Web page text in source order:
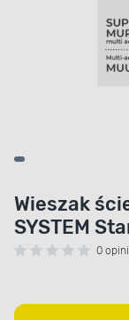
Wieszak
SYSTEM
0